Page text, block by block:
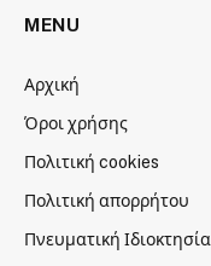
MENU
Αρχική
Όροι χρήσης
Πολιτική cookies
Πολιτική απορρήτου
Πνευματική Ιδιοκτησία